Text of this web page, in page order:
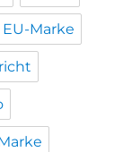
EU-Marke